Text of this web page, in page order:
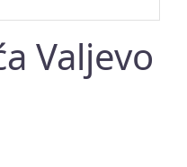
Valjevo